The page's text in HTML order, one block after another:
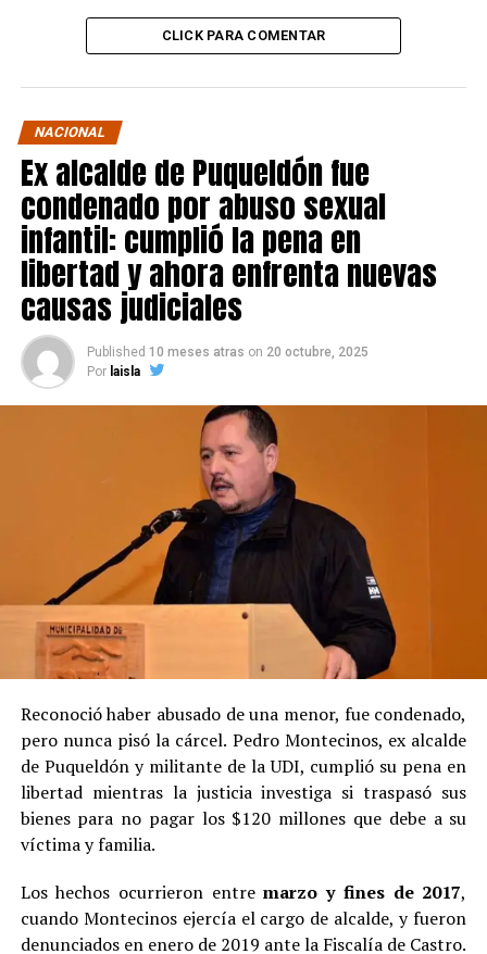
CLICK PARA COMENTAR
NACIONAL
Ex alcalde de Puqueldón fue
condenado por abuso sexual
infantil: cumplió la pena en
libertad y ahora enfrenta nuevas
causas judiciales
Published 10 meses atras on 20 octubre, 2025
Por laisla
Reconoció haber abusado de una menor, fue condenado,
pero nunca pisó la cárcel. Pedro Montecinos, ex alcalde
de Puqueldón y militante de la UDI, cumplió su pena en
libertad mientras la justicia investiga si traspasó sus
bienes para no pagar los $120 millones que debe a su
víctima y familia.
Los hechos ocurrieron entremarzo y fines de 2017,
cuando Montecinos ejercía el cargo de alcalde, y fueron
denunciados en enero de 2019 ante la Fiscalía de Castro.